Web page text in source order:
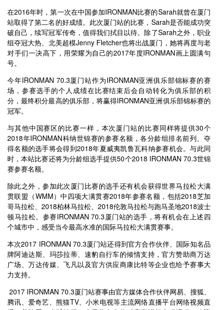
在2016年时，第一次在中国参加IRONMAN比赛的Sarah就曾在厦门
站取得了第二名的好成绩。此次厦门站的比赛，Sarah是否能成功突
破自己，续写冠军传奇，值得我们拭目以待。除了Sarah之外，职业
组夺冠大热、北美超模Jenny Fletcher也将出战厦门，她将再度与老
对手们一决高下，用荣耀为自己的2017年度IRONMAN画上圆满句
号。
今年IRONMAN 70.3厦门站作为IRONMAN亚洲俱乐部锦标赛的赛
场，参赛选手的个人成绩在比赛结束后会自动转化为俱乐部的积
分，最终积分最高的俱乐部，将赢得IRONMAN亚洲俱乐部锦标赛的
冠军。
与其他中国赛区的比赛一样，本次厦门站的比赛同样将提供30个
2018年IRONMAN科纳世锦赛的参赛名额，各分龄组排名前列、夺
得名额的选手将会得到2018年夏威夷凯鲁瓦科纳参赛机会。与此同
时，本站比赛还将为分龄组选手提供50个2018 IRONMAN 70.3世锦
赛参赛名额。
除此之外，参加此次厦门比赛的选手还有机会获得世界马拉松大满
贯联盟（WMM）中四项大满贯赛2018年参赛名额，包括2018芝加
哥马拉松、2018柏林马拉松、2018伦敦马拉松与跑马圣地2018波士
顿马拉松。参赛IRONMAN 70.3厦门站的选手，将有机会在上述四
个城市中，感受当今最高水准的国际马拉松大满贯赛事。
本次2017 IRONMAN 70.3厦门站还得到官方合作伙伴、国际知名品
牌阿迪达斯、玛莎拉蒂、速豹自行车的倾情支持，官方赞助商万达
广场、万达传媒、飞凡以及官方供应商康比特等企业也给予赛事大
力支持。
2017 IRONMAN 70.3厦门站赛事由官方媒体合作伙伴网易、搜狐、
腾讯、爱奇艺、熊猫TV、小米电视等主流网络直播平台网络视频直